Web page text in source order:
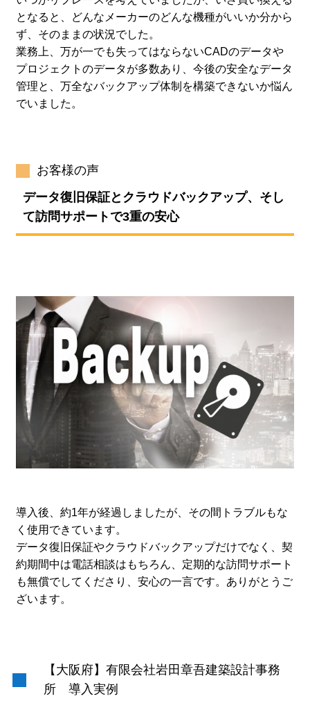
となると、どんなメーカーのどんな機種がいいか分から
ず、そのままの状況でした。
業務上、万が一でも失ってはならないCADのデータや
プロジェクトのデータが多数あり、今後の安全なデータ
管理と、万全なバックアップ体制を構築できないか悩ん
でいました。
お客様の声
データ復旧保証とクラウドバックアップ、そし
て訪問サポートで3重の安心
導入後、約1年が経過しましたが、その間トラブルもな
く使用できています。
データ復旧保証やクラウドバックアップだけでなく、契
約期間中は電話相談はもちろん、定期的な訪問サポート
も無償でしてくださり、安心の一言です。ありがとうご
ざいます。
【大阪府】有限会社岩田章吾建築設計事務
所 導入実例